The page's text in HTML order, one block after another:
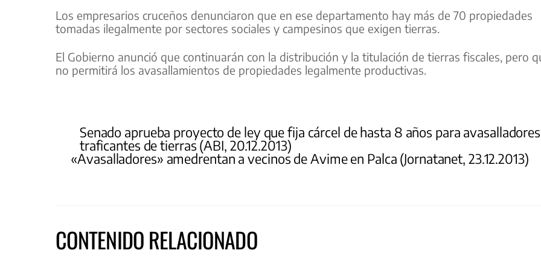
Los empresarios cruceños denunciaron que en ese departamento hay más de 70 propiedades
tomadas ilegalmente por sectores sociales y campesinos que exigen tierras.
El Gobierno anunció que continuarán con la distribución y la titulación de tierras fiscales, pero
no permitirá los avasallamientos de propiedades legalmente productivas.
Senado aprueba proyecto de ley que fija cárcel de hasta 8 años para
traficantes de tierras (ABI, 20.12.2013)
«Avasalladores» amedrentan a vecinos de Avime en Palca (Jornatanet, 23.12.2013)
CONTENIDO RELACIONADO